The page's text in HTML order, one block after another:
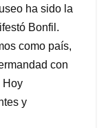
ha sido la
Bonfil.
como país,
con
Hoy
y